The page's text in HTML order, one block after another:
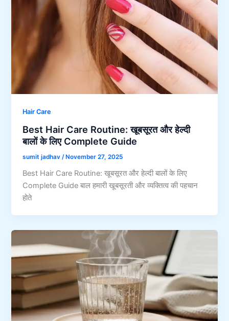
Hair Care
Best Hair Care Routine: खूबसूरत और हेल्दी
बालों के लिए Complete Guide
sumit jadhav /November 27, 2025
Best Hair Care Routine: खूबसूरत और हेल्दी बालों के लिए
Complete Guide बाल हमारी खूबसूरती और व्यक्तित्व की पहचान
होते